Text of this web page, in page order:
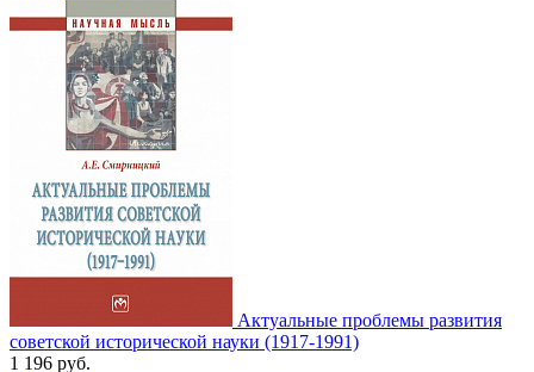
Актуальные проблемы развития
советской исторической науки (1917-1991)
1 196 руб.